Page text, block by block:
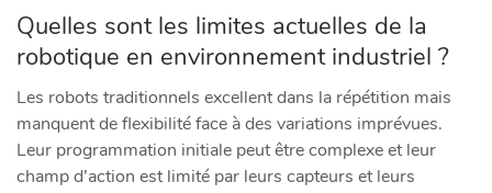
Quelles sont les limites actuelles de la
robotique en environnement industriel ?
Les robots traditionnels excellent dans la répétition mais
manquent de flexibilité face à des variations imprévues.
Leur programmation initiale peut être complexe et leur
champ d’action est limité par leurs capteurs et leurs